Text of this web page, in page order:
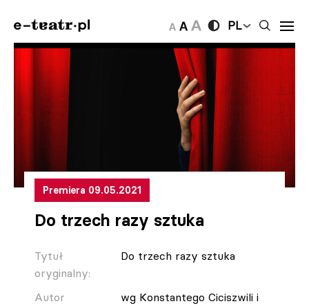
PL
Premiera 09.05.2021
Do trzech razy sztuka
Tytuł
oryginalny:
Do trzech razy sztuka
Autor
wg Konstantego Ciciszwili i